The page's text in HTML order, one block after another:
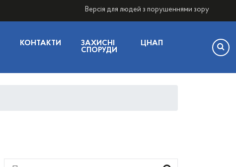
Версія для людей з порушеннями зору
КОНТАКТИ
ЗАХИСНІ
СПОРУДИ
ЦНАП